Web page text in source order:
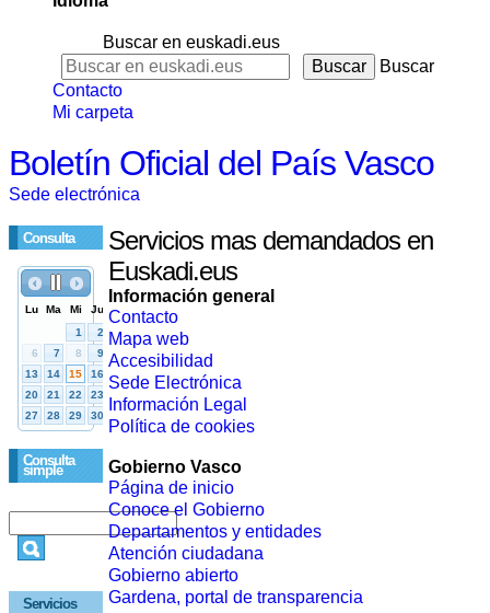
Buscar en euskadi.eus
Buscar
Contacto
Mi carpeta
Boletín Oficial del País Vasco
Sede electrónica
Consulta
Consulta
simple
Servicios
Servicios mas demandados en
Euskadi.eus
Información general
Contacto
Mapa web
Accesibilidad
Sede Electrónica
Información Legal
Política de cookies
Gobierno Vasco
Página de inicio
Conoce el Gobierno
Departamentos y entidades
Atención ciudadana
Gobierno abierto
Gardena, portal de transparencia